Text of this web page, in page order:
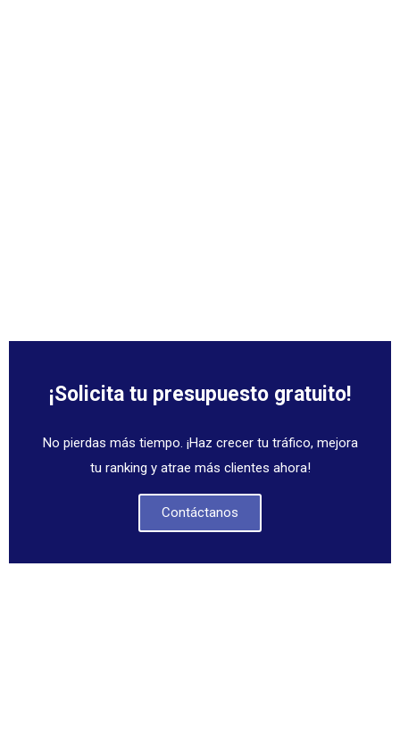
¡Solicita tu presupuesto gratuito!
No pierdas más tiempo. ¡Haz crecer tu tráfico, mejora
tu ranking y atrae más clientes ahora!
Contáctanos